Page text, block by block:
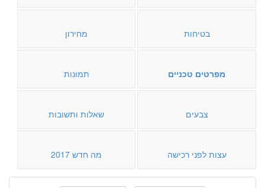
בטיחות מחירון
מפרטים טכניים תמונות
צבעים שאלות ותשובות
עצות לפני רכישה מה חדש 2017